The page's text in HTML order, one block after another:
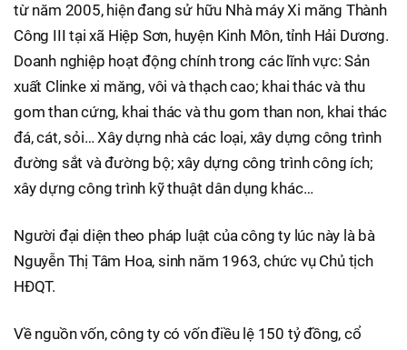
từ năm 2005, hiện đang sử hữu Nhà máy Xi măng Thành
Công III tại xã Hiệp Sơn, huyện Kinh Môn, tỉnh Hải Dương.
Doanh nghiệp hoạt động chính trong các lĩnh vực: Sản
xuất Clinke xi măng, vôi và thạch cao; khai thác và thu
gom than cứng, khai thác và thu gom than non, khai thác
đá, cát, sỏi… Xây dựng nhà các loại, xây dựng công trình
đường sắt và đường bộ; xây dựng công trình công ích;
xây dựng công trình kỹ thuật dân dụng khác…
Người đại diện theo pháp luật của công ty lúc này là bà
Nguyễn Thị Tâm Hoa, sinh năm 1963, chức vụ Chủ tịch
HĐQT.
Về nguồn vốn, công ty có vốn điều lệ 150 tỷ đồng, cổ